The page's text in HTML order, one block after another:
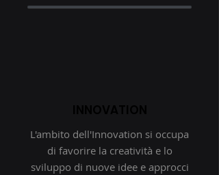
L'ambito dell'Innovation si occupa
di favorire la creatività e lo
sviluppo di nuove idee e approcci